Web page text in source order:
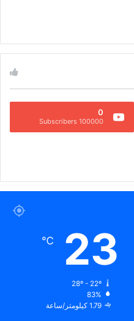
0
100000 Subscribers
23
℃
28º - 22º
83%
1.79 كيلومتر/ساعة